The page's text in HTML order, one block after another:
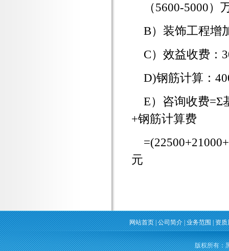
（5600-5000
B）装饰工程增
C）效益收费：
D)钢筋计算：
E）咨询收费=Σ
+钢筋计算费
元
网站首页|公司简介|业务范围|资质
版权所有：